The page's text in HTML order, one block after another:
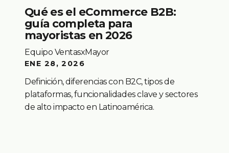
Qué es el eCommerce B2B:
guía completa para
mayoristas en 2026
Equipo VentasxMayor
ENE 28, 2026
Definición, diferencias con B2C, tipos de
plataformas, funcionalidades clave y sectores
de alto impacto en Latinoamérica.